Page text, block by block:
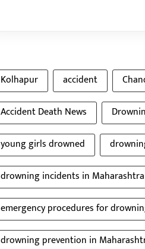
Kolhapur accident
Accident Death News
young girls drowned
drowning incidents in Maharashtra
emergency procedures for
drowning prevention in